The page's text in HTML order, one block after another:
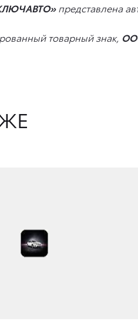
представлена
товарный знак,